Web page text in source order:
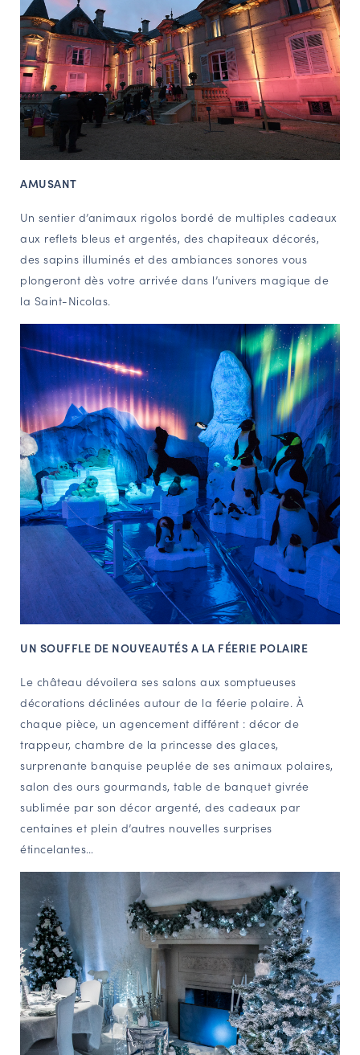
AMUSANT
Un sentier d’animaux rigolos bordé de multiples cadeaux
aux reflets bleus et argentés, des chapiteaux décorés,
des sapins illuminés et des ambiances sonores vous
plongeront dès votre arrivée dans l’univers magique de
la Saint-Nicolas.
UN SOUFFLE DE NOUVEAUTÉS A LA FÉERIE POLAIRE
Le château dévoilera ses salons aux somptueuses
décorations déclinées autour de la féerie polaire. À
chaque pièce, un agencement différent : décor de
trappeur, chambre de la princesse des glaces,
surprenante banquise peuplée de ses animaux polaires,
salon des ours gourmands, table de banquet givrée
sublimée par son décor argenté, des cadeaux par
centaines et plein d’autres nouvelles surprises
étincelantes…